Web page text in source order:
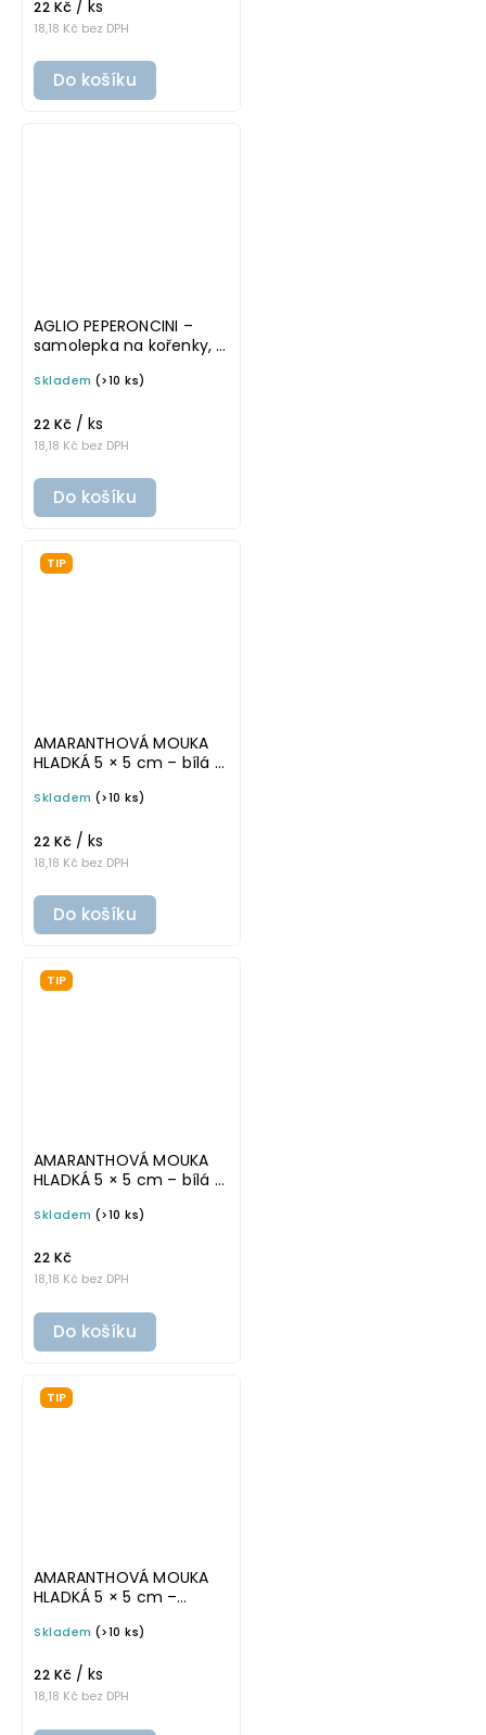
18,18 Kč bez DPH
22 Kč / ks
Do košíku
AGLIO PEPERONCINI –
samolepka na kořenky, 5
písmo
Skladem (>10 ks)
18,18 Kč bez DPH
22 Kč / ks
Do košíku
TIP
AMARANTHOVÁ MOUKA
HLADKÁ 5 × 5 cm – bílá v
omyvatelná samolepka
Skladem (>10 ks)
18,18 Kč bez DPH
22 Kč / ks
Do košíku
TIP
AMARANTHOVÁ MOUKA
HLADKÁ 5 × 5 cm – bílá v
omyvatelná samolepka
Skladem (>10 ks)
18,18 Kč bez DPH
22 Kč
Do košíku
TIP
AMARANTHOVÁ MOUKA
HLADKÁ 5 × 5 cm –
písmu, omyvatelná
potravinové dózy
Skladem (>10 ks)
18,18 Kč bez DPH
22 Kč / ks